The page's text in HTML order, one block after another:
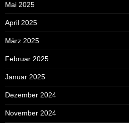
Mai 2025
April 2025
März 2025
Februar 2025
Januar 2025
Dezember 2024
November 2024